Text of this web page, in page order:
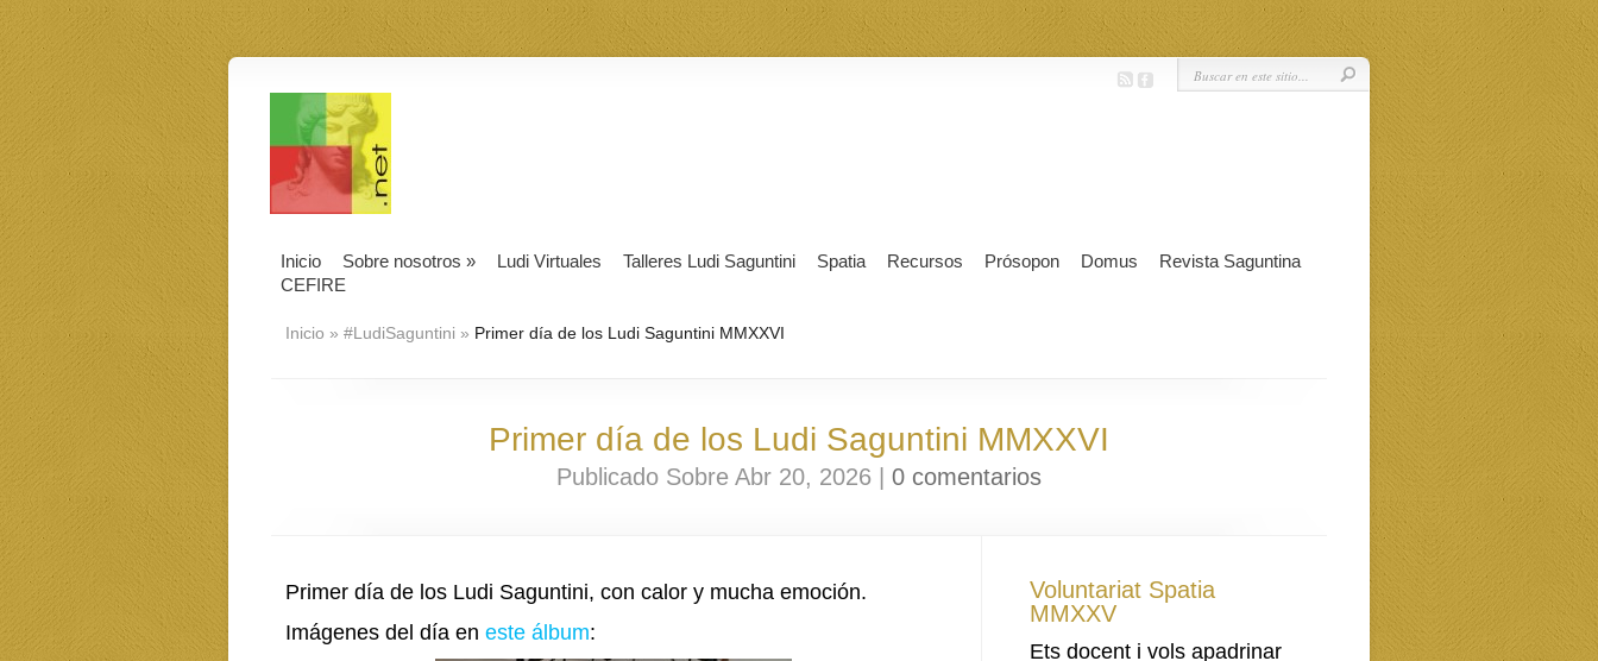
Inicio Sobre nosotros » Ludi Virtuales Talleres Ludi Saguntini Spatia Recursos Prósopon Domus
Revista Saguntina
CEFIRE
Inicio » #LudiSaguntini » Primer día de los Ludi Saguntini MMXXVI
Primer día de los Ludi Saguntini MMXXVI
Publicado Sobre Abr 20, 2026 | 0 comentarios
Primer día de los Ludi Saguntini, con calor y mucha emoción.
Imágenes del día en este álbum:
Voluntariat Spatia
MMXXV
Ets docent i vols apadrinar